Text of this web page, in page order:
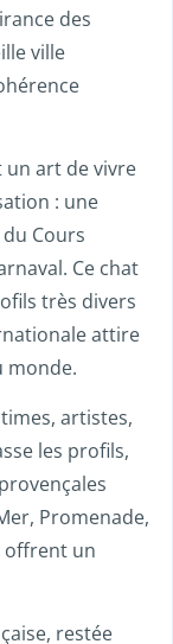
des
ville
art de vivre
: une
Cours
Ce chat
très divers
attire
monde.
artistes,
les profils,
Promenade,
offrent un
restée